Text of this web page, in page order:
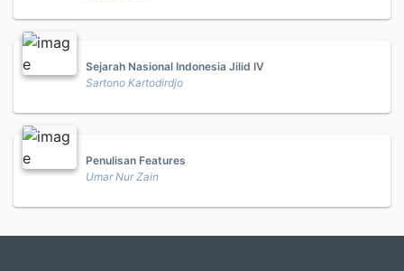
Sejarah Nasional Indonesia Jilid IV
Sartono Kartodirdjo
Penulisan Features
Umar Nur Zain